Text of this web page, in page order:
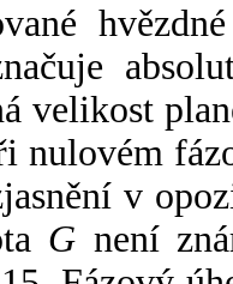
velikost
nulovém
v
G není